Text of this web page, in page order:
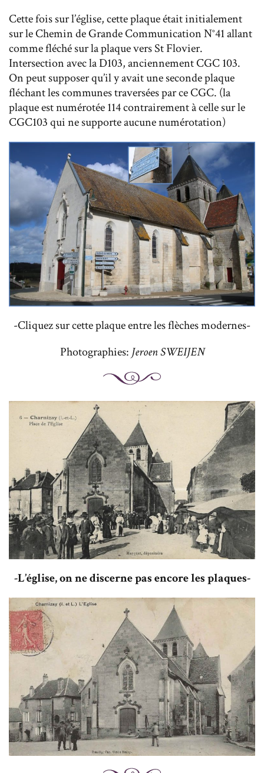
Cette fois sur l’église, cette plaque était initialement
sur le Chemin de Grande Communication N°41 allant
comme fléché sur la plaque vers St Flovier.
Intersection avec la D103, anciennement CGC 103.
On peut supposer qu’il y avait une seconde plaque
fléchant les communes traversées par ce CGC. (la
plaque est numérotée 114 contrairement à celle sur le
CGC103 qui ne supporte aucune numérotation)
-Cliquez sur cette plaque entre les flèches modernes-
Photographies: Jeroen SWEIJEN
-L’église, on ne discerne pas encore les plaques-